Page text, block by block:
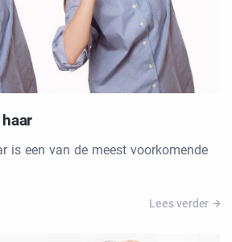
is een van de meest voorkomende
Lees verder